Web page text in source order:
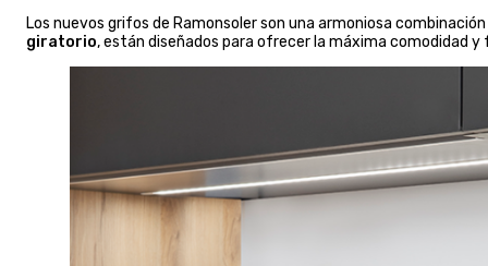
Los nuevos grifos de Ramonsoler son una armoniosa
giratorio, están diseñados para ofrecer la máxima comodidad